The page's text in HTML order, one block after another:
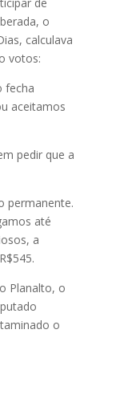
o
calculava
votos:
fecha
aceitamos
pedir que a
permanente.
até
a
Planalto, o
o